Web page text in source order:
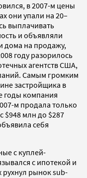
в 2007-м цены
они упали на 20–
выплачивать
и объявляли
дома на продажу,
году разорилось
агентств США,
Самым громким
застройщика в
годы компания
м продала только
$948 млн до $287
себя
с куплей-
с ипотекой и
рынок sub-